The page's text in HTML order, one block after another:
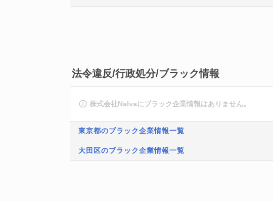
法令違反/行政処分/ブラック情報
株式会社Nalvaにブラック企業情報はありません。
東京都のブラック企業情報一覧
大田区のブラック企業情報一覧